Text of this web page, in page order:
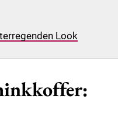
Look